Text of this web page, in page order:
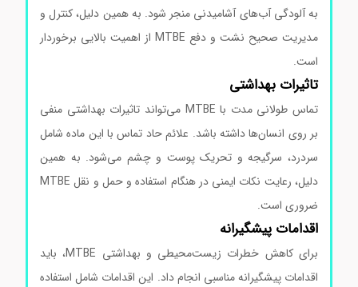
به آلودگی آب‌های آشامیدنی منجر شود. به همین دلیل، کنترل و
مدیریت صحیح نشت و دفع MTBE از اهمیت بالایی برخوردار
است.
تاثیرات بهداشتی
تماس طولانی مدت با MTBE می‌تواند تاثیرات بهداشتی منفی
بر روی انسان‌ها داشته باشد. علائم حاد تماس با این ماده شامل
سردرد، سرگیجه و تحریک پوست و چشم می‌شود. به همین
دلیل، رعایت نکات ایمنی در هنگام استفاده و حمل و نقل MTBE
ضروری است.
اقدامات پیشگیرانه
برای کاهش خطرات زیست‌محیطی و بهداشتی MTBE، باید
اقدامات پیشگیرانه مناسبی انجام داد. این اقدامات شامل استفاده